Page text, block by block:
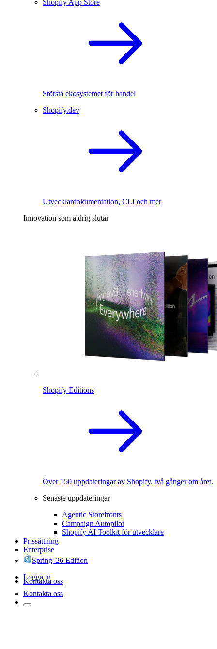
Shopify App Store
Största ekosystemet för handel
Shopify.dev
Utvecklardokumentation, CLI och mer
Innovation som aldrig slutar
Shopify Editions
Över 150 uppdateringar av Shopify, två gånger om året.
Senaste uppdateringar
Agentic Storefronts
Campaign Autopilot
Shopify AI Toolkit för utvecklare
Prissättning
Enterprise
Spring '26 Edition
Logga in
Kontakta oss
Kontakta oss